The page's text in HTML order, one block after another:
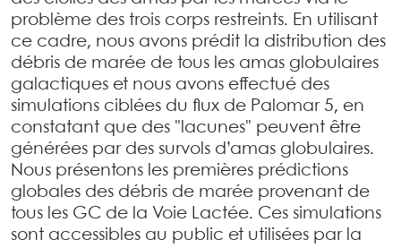
problème des trois corps restreints. En utilisant
ce cadre, nous avons prédit la distribution des
débris de marée de tous les amas globulaires
galactiques et nous avons effectué des
simulations ciblées du flux de Palomar 5, en
constatant que des "lacunes" peuvent être
générées par des survols d’amas globulaires.
Nous présentons les premières prédictions
globales des débris de marée provenant de
tous les GC de la Voie Lactée. Ces simulations
sont accessibles au public et utilisées par la